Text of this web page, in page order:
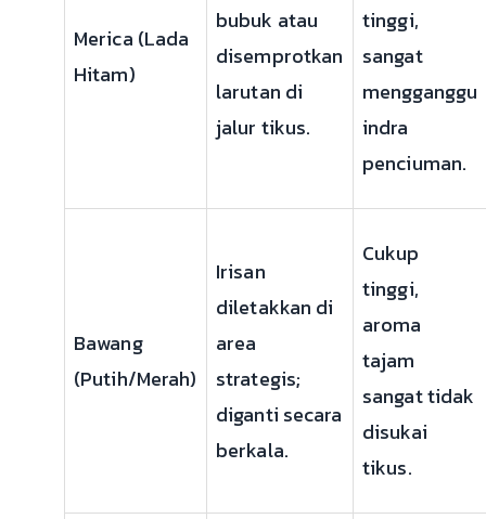
Merica (Lada
Hitam)
bubuk atau
disemprotkan
larutan di
jalur tikus.
tinggi,
sangat
mengganggu
indra
penciuman.
Bawang
(Putih/Merah)
Irisan
diletakkan di
area
strategis;
diganti secara
berkala.
Cukup
tinggi,
aroma
tajam
sangat tidak
disukai
tikus.